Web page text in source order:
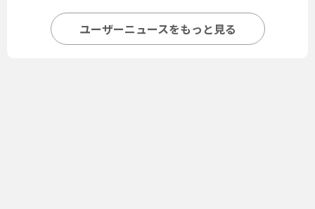
ユーザーニュースをもっと見る